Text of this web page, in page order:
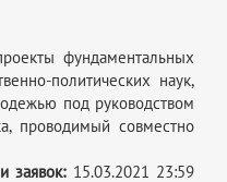
фундаментальных
политических наук,
под руководством
проводимый совместно
заявок:15.03.2021 23:59